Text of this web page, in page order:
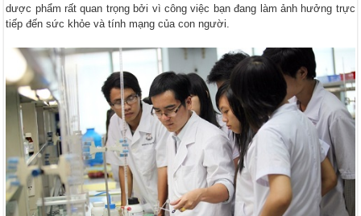
dược phẩm rất quan trọng bởi vì công việc bạn đang làm ảnh hưởng trực
tiếp đến sức khỏe và tính mạng của con người.